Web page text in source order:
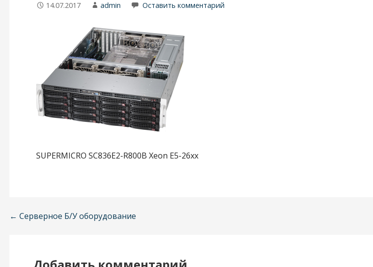
14.07.2017 admin Оставить комментарий
SUPERMICRO SC836E2-R800B Xeon E5-26xx
Н
← Серверное Б/У оборудование